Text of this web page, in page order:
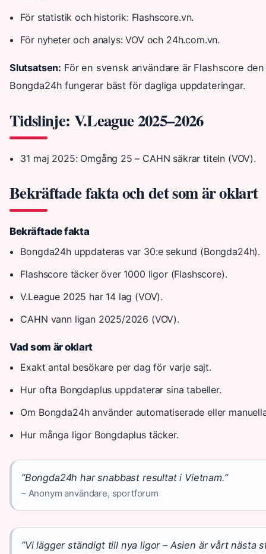
För statistik och historik: Flashscore.vn.
För nyheter och analys: VOV och 24h.com.vn.
Slutsatsen: För en svensk användare är Flashscore
Bongda24h fungerar bäst för dagliga uppdateringar.
Tidslinje: V.League 2025–2026
31 maj 2025: Omgång 25 – CAHN säkrar titeln (VOV).
Bekräftade fakta och det som är oklart
Bekräftade fakta
Bongda24h uppdateras var 30:e sekund (Bongda24h).
Flashscore täcker över 1000 ligor (Flashscore).
V.League 2025 har 14 lag (VOV).
CAHN vann ligan 2025/2026 (VOV).
Vad som är oklart
Exakt antal besökare per dag för varje sajt.
Hur ofta Bongdaplus uppdaterar sina tabeller.
Om Bongda24h använder automatiserade eller
Hur många ligor Bongdaplus täcker.
”Bongda24h har snabbast resultat i Vietnam.”
– Anonym användare, sportforum
”Vi lägger ständigt till nya ligor – Asien är vårt nästa